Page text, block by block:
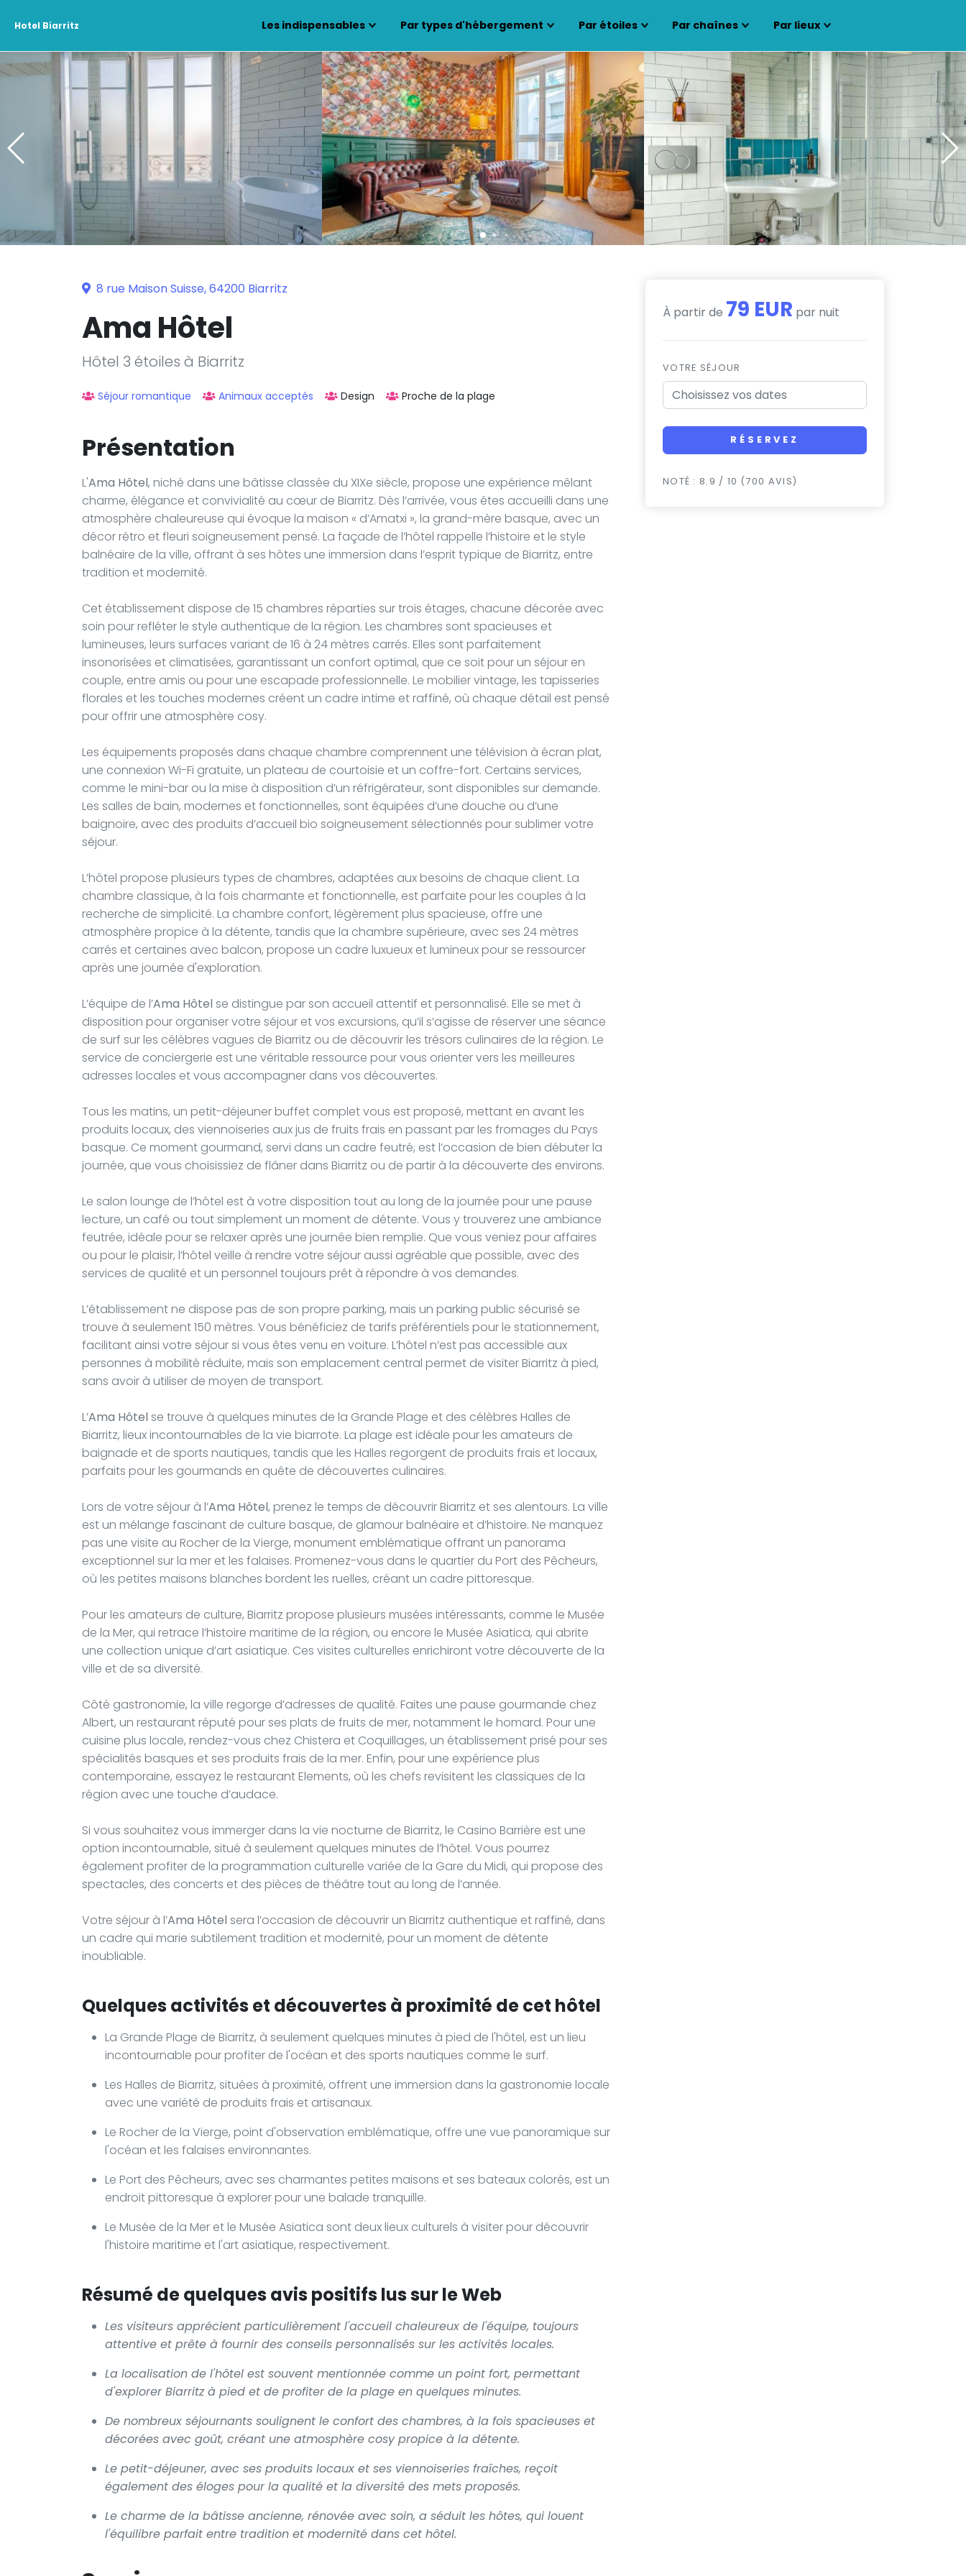
Hotel Biarritz Les indispensables Par types d'hébergement Par étoiles Par chaînes Par lieux
8 rue Maison Suisse, 64200 Biarritz
Ama Hôtel
Hôtel 3 étoiles à Biarritz
Séjour romantique Animaux acceptés Design Proche de la plage
Présentation
L'Ama Hôtel, niché dans une bâtisse classée du XIXe siècle, propose une expérience mêlant
charme, élégance et convivialité au cœur de Biarritz. Dès l’arrivée, vous êtes accueilli dans une
atmosphère chaleureuse qui évoque la maison « d’Amatxi », la grand-mère basque, avec un
décor rétro et fleuri soigneusement pensé. La façade de l’hôtel rappelle l’histoire et le style
balnéaire de la ville, offrant à ses hôtes une immersion dans l’esprit typique de Biarritz, entre
tradition et modernité.
Cet établissement dispose de 15 chambres réparties sur trois étages, chacune décorée avec
soin pour refléter le style authentique de la région. Les chambres sont spacieuses et
lumineuses, leurs surfaces variant de 16 à 24 mètres carrés. Elles sont parfaitement
insonorisées et climatisées, garantissant un confort optimal, que ce soit pour un séjour en
couple, entre amis ou pour une escapade professionnelle. Le mobilier vintage, les tapisseries
florales et les touches modernes créent un cadre intime et raffiné, où chaque détail est pensé
pour offrir une atmosphère cosy.
Les équipements proposés dans chaque chambre comprennent une télévision à écran plat,
une connexion Wi-Fi gratuite, un plateau de courtoisie et un coffre-fort. Certains services,
comme le mini-bar ou la mise à disposition d’un réfrigérateur, sont disponibles sur demande.
Les salles de bain, modernes et fonctionnelles, sont équipées d’une douche ou d’une
baignoire, avec des produits d’accueil bio soigneusement sélectionnés pour sublimer votre
séjour.
L’hôtel propose plusieurs types de chambres, adaptées aux besoins de chaque client. La
chambre classique, à la fois charmante et fonctionnelle, est parfaite pour les couples à la
recherche de simplicité. La chambre confort, légèrement plus spacieuse, offre une
atmosphère propice à la détente, tandis que la chambre supérieure, avec ses 24 mètres
carrés et certaines avec balcon, propose un cadre luxueux et lumineux pour se ressourcer
après une journée d'exploration.
L’équipe de l’Ama Hôtel se distingue par son accueil attentif et personnalisé. Elle se met à
disposition pour organiser votre séjour et vos excursions, qu’il s’agisse de réserver une séance
de surf sur les célèbres vagues de Biarritz ou de découvrir les trésors culinaires de la région. Le
service de conciergerie est une véritable ressource pour vous orienter vers les meilleures
adresses locales et vous accompagner dans vos découvertes.
Tous les matins, un petit-déjeuner buffet complet vous est proposé, mettant en avant les
produits locaux, des viennoiseries aux jus de fruits frais en passant par les fromages du Pays
basque. Ce moment gourmand, servi dans un cadre feutré, est l’occasion de bien débuter la
journée, que vous choisissiez de flâner dans Biarritz ou de partir à la découverte des environs.
Le salon lounge de l’hôtel est à votre disposition tout au long de la journée pour une pause
lecture, un café ou tout simplement un moment de détente. Vous y trouverez une ambiance
feutrée, idéale pour se relaxer après une journée bien remplie. Que vous veniez pour affaires
ou pour le plaisir, l’hôtel veille à rendre votre séjour aussi agréable que possible, avec des
services de qualité et un personnel toujours prêt à répondre à vos demandes.
L’établissement ne dispose pas de son propre parking, mais un parking public sécurisé se
trouve à seulement 150 mètres. Vous bénéficiez de tarifs préférentiels pour le stationnement,
facilitant ainsi votre séjour si vous êtes venu en voiture. L’hôtel n’est pas accessible aux
personnes à mobilité réduite, mais son emplacement central permet de visiter Biarritz à pied,
sans avoir à utiliser de moyen de transport.
L’Ama Hôtel se trouve à quelques minutes de la Grande Plage et des célèbres Halles de
Biarritz, lieux incontournables de la vie biarrote. La plage est idéale pour les amateurs de
baignade et de sports nautiques, tandis que les Halles regorgent de produits frais et locaux,
parfaits pour les gourmands en quête de découvertes culinaires.
Lors de votre séjour à l’Ama Hôtel, prenez le temps de découvrir Biarritz et ses alentours. La ville
est un mélange fascinant de culture basque, de glamour balnéaire et d’histoire. Ne manquez
pas une visite au Rocher de la Vierge, monument emblématique offrant un panorama
exceptionnel sur la mer et les falaises. Promenez-vous dans le quartier du Port des Pêcheurs,
où les petites maisons blanches bordent les ruelles, créant un cadre pittoresque.
Pour les amateurs de culture, Biarritz propose plusieurs musées intéressants, comme le Musée
de la Mer, qui retrace l’histoire maritime de la région, ou encore le Musée Asiatica, qui abrite
une collection unique d’art asiatique. Ces visites culturelles enrichiront votre découverte de la
ville et de sa diversité.
Côté gastronomie, la ville regorge d’adresses de qualité. Faites une pause gourmande chez
Albert, un restaurant réputé pour ses plats de fruits de mer, notamment le homard. Pour une
cuisine plus locale, rendez-vous chez Chistera et Coquillages, un établissement prisé pour ses
spécialités basques et ses produits frais de la mer. Enfin, pour une expérience plus
contemporaine, essayez le restaurant Elements, où les chefs revisitent les classiques de la
région avec une touche d’audace.
Si vous souhaitez vous immerger dans la vie nocturne de Biarritz, le Casino Barrière est une
option incontournable, situé à seulement quelques minutes de l’hôtel. Vous pourrez
également profiter de la programmation culturelle variée de la Gare du Midi, qui propose des
spectacles, des concerts et des pièces de théâtre tout au long de l’année.
Votre séjour à l’Ama Hôtel sera l’occasion de découvrir un Biarritz authentique et raffiné, dans
un cadre qui marie subtilement tradition et modernité, pour un moment de détente
inoubliable.
Quelques activités et découvertes à proximité de cet hôtel
La Grande Plage de Biarritz, à seulement quelques minutes à pied de l'hôtel, est un lieu
incontournable pour profiter de l'océan et des sports nautiques comme le surf.
Les Halles de Biarritz, situées à proximité, offrent une immersion dans la gastronomie locale
avec une variété de produits frais et artisanaux.
Le Rocher de la Vierge, point d'observation emblématique, offre une vue panoramique sur
l'océan et les falaises environnantes.
Le Port des Pêcheurs, avec ses charmantes petites maisons et ses bateaux colorés, est un
endroit pittoresque à explorer pour une balade tranquille.
Le Musée de la Mer et le Musée Asiatica sont deux lieux culturels à visiter pour découvrir
l'histoire maritime et l'art asiatique, respectivement.
Résumé de quelques avis positifs lus sur le Web
Les visiteurs apprécient particulièrement l'accueil chaleureux de l'équipe, toujours
attentive et prête à fournir des conseils personnalisés sur les activités locales.
La localisation de l'hôtel est souvent mentionnée comme un point fort, permettant
d'explorer Biarritz à pied et de profiter de la plage en quelques minutes.
De nombreux séjournants soulignent le confort des chambres, à la fois spacieuses et
décorées avec goût, créant une atmosphère cosy propice à la détente.
Le petit-déjeuner, avec ses produits locaux et ses viennoiseries fraîches, reçoit
également des éloges pour la qualité et la diversité des mets proposés.
Le charme de la bâtisse ancienne, rénovée avec soin, a séduit les hôtes, qui louent
l'équilibre parfait entre tradition et modernité dans cet hôtel.
À partir de 79 EUR par nuit
VOTRE SÉJOUR
RÉSERVEZ
NOTÉ : 8.9 / 10 (700 AVIS)